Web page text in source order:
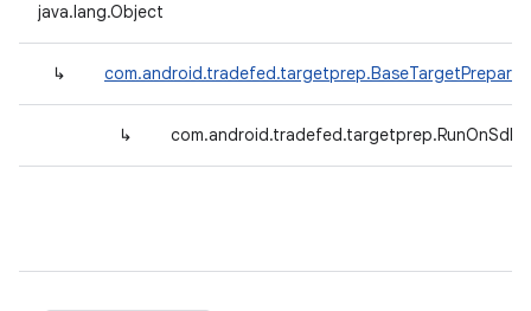
java.lang.Object
↳ com.android.tradefed.targetprep.BaseTargetPreparer
↳